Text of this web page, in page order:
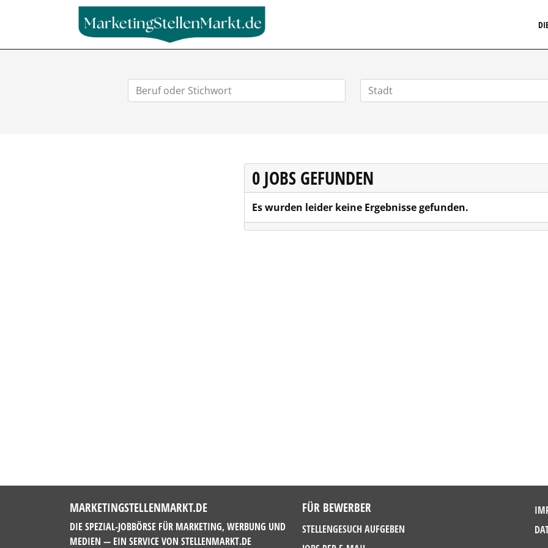
0 JOBS GEFUNDEN
Es wurden leider keine Ergebnisse gefunden.
MARKETINGSTELLENMARKT.DE
DIE SPEZIAL-JOBBÖRSE FÜR MARKETING, WERBUNG UND
MEDIEN — EIN SERVICE VON STELLENMARKT.DE
FÜR BEWERBER
STELLENGESUCH AUFGEBEN